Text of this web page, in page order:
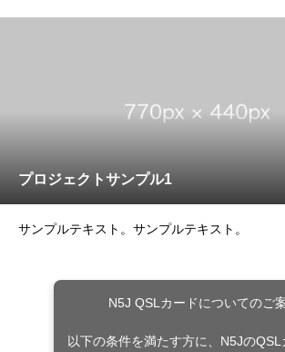
プロジェクトサンプル1
サンプルテキスト。サンプルテキスト。
N5J QSLカードについてのご
以下の条件を満たす方に、N5JのQSL